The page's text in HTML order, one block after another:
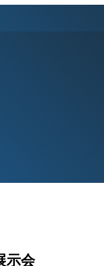
示会